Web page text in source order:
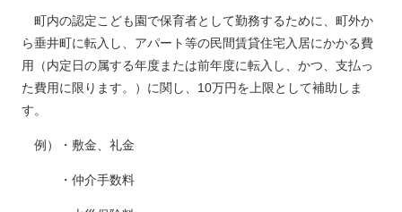
町内の認定こども園で保育者として勤務するために、町外か
ら垂井町に転入し、アパート等の民間賃貸住宅入居にかかる費
用（内定日の属する年度または前年度に転入し、かつ、支払っ
た費用に限ります。）に関し、 10万円を上限として補助しま
す。
例）・敷金、礼金
・仲介手数料